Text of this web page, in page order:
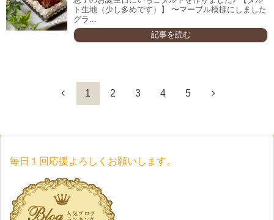
ト生地（少し多めです）】 〜マーブル模様にしました
グラ...
記事を読む
1 2 3 4 5
毎日１回応援よろしくお願いします。